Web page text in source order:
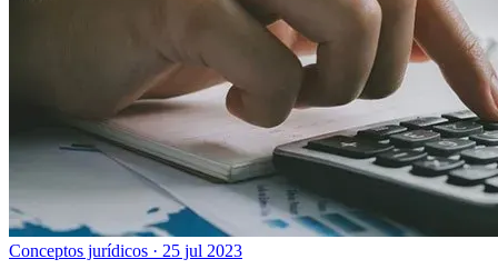
Conceptos jurídicos · 25 jul 2023